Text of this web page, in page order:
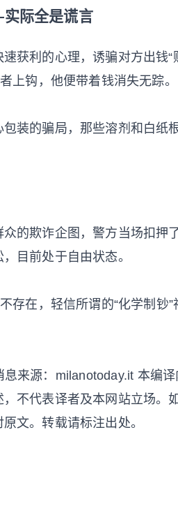
际全是谎言
获利的心理，诱骗对方出钱“
上钩，他便带着钱消失无踪。
装的骗局，那些溶剂和白纸
的欺诈企图，警方当场扣押
目前处于自由状态。
存在，轻信所谓的“化学制钞
来源：milanotoday.it 本编译
不代表译者及本网站立场。
文。转载请标注出处。